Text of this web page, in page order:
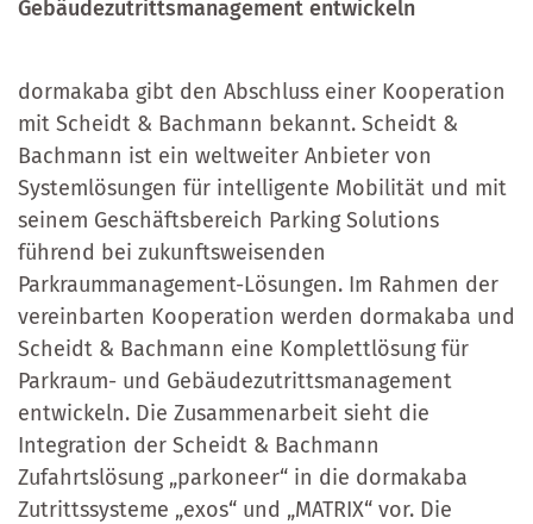
Gebäudezutrittsmanagement entwickeln
dormakaba gibt den Abschluss einer Kooperation
mit Scheidt & Bachmann bekannt. Scheidt &
Bachmann ist ein weltweiter Anbieter von
Systemlösungen für intelligente Mobilität und mit
seinem Geschäftsbereich Parking Solutions
führend bei zukunftsweisenden
Parkraummanagement-Lösungen. Im Rahmen der
vereinbarten Kooperation werden dormakaba und
Scheidt & Bachmann eine Komplettlösung für
Parkraum- und Gebäudezutrittsmanagement
entwickeln. Die Zusammenarbeit sieht die
Integration der Scheidt & Bachmann
Zufahrtslösung „parkoneer“ in die dormakaba
Zutrittssysteme „exos“ und „MATRIX“ vor. Die